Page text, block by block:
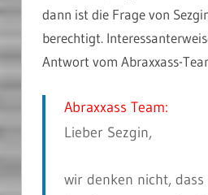
dann ist die Frage von
berechtigt.
Antwort vom Abraxxass-
Abraxxass Team:
Lieber Sezgin,
wir denken nicht, dass